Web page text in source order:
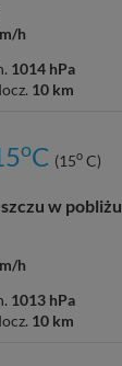
h
1014 hPa
10 km
oC (15o C)
w pobliżu
h
1013 hPa
10 km